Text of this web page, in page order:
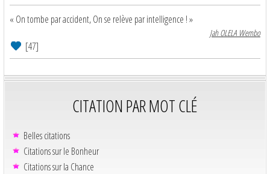
« On tombe par accident, On se relève par intelligence ! »
Jah OLELA Wembo
[47]
CITATION PAR MOT CLÉ
Belles citations
Citations sur le Bonheur
Citations sur la Chance